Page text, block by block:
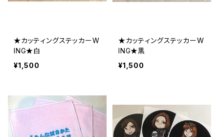
★カッティングステッカーW
ING★白
¥1,500
★カッティングステッカーW
ING★黒
¥1,500